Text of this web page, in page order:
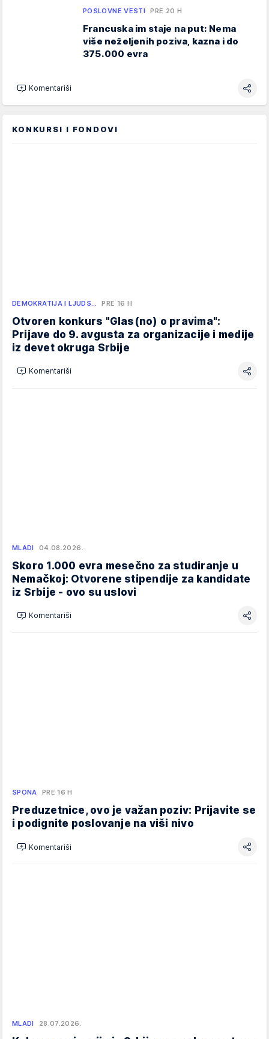
POSLOVNE VESTI PRE 20 H
Francuska im staje na put: Nema
više neželjenih poziva, kazna i do
375.000 evra
Komentariši
KONKURSI I FONDOVI
DEMOKRATIJA I LJUDS… PRE 16 H
Otvoren konkurs "Glas(no) o pravima":
Prijave do 9. avgusta za organizacije i medije
iz devet okruga Srbije
Komentariši
MLADI 04.08.2026.
Skoro 1.000 evra mesečno za studiranje u
Nemačkoj: Otvorene stipendije za kandidate
iz Srbije - ovo su uslovi
Komentariši
SPONA PRE 16 H
Preduzetnice, ovo je važan poziv: Prijavite se
i podignite poslovanje na viši nivo
Komentariši
MLADI 28.07.2026.